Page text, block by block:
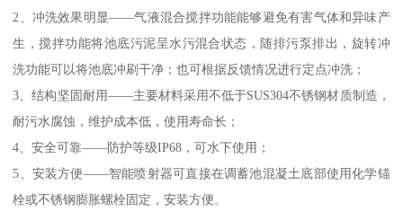
2、冲洗效果明显——气液混合搅拌功能能够避免有害气体和异味产
生，搅拌功能将池底污泥呈水污混合状态，随排污泵排出，旋转冲
洗功能可以将池底冲刷干净；也可根据反馈情况进行定点冲洗；
3、结构坚固耐用——主要材料采用不低于SUS304不锈钢材质制造，
耐污水腐蚀，维护成本低，使用寿命长；
4、安全可靠——防护等级IP68，可水下使用；
5、安装方便——智能喷射器可直接在调蓄池混凝土底部使用化学锚
栓或不锈钢膨胀螺栓固定，安装方便。